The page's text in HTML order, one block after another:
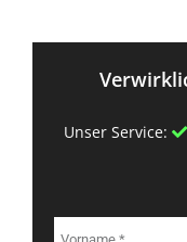
Unser Service: